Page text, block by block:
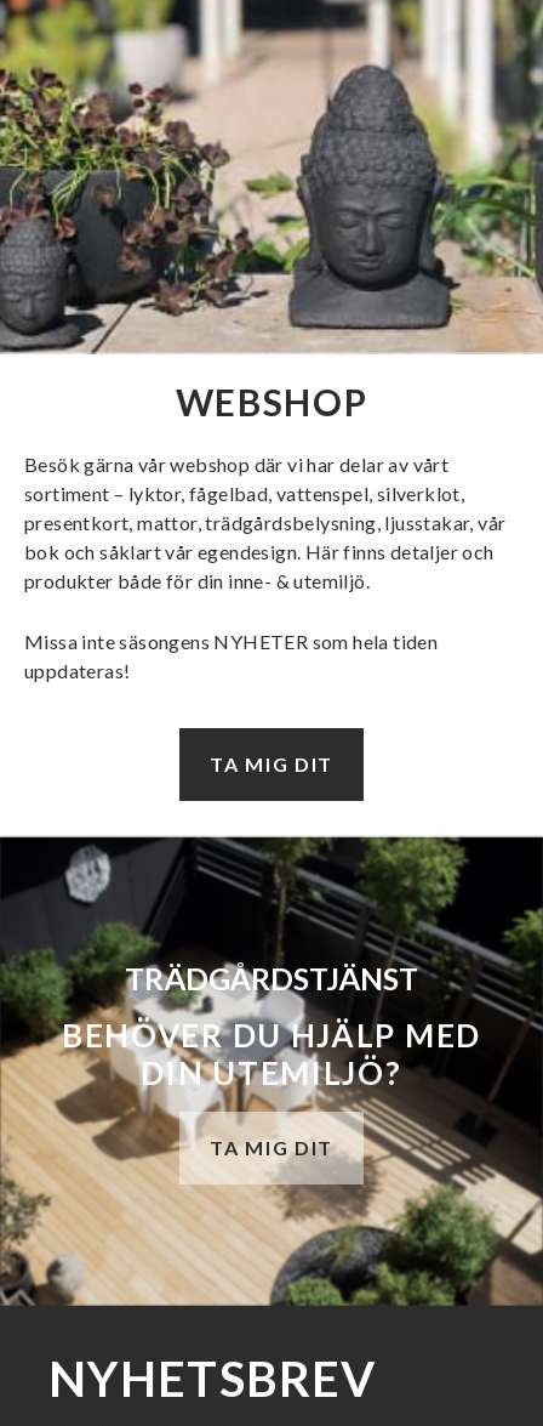
WEBSHOP
Besök gärna vår webshop där vi har delar av vårt
sortiment – lyktor, fågelbad, vattenspel, silverklot,
presentkort, mattor, trädgårdsbelysning, ljusstakar, vår
bok och såklart vår egendesign. Här finns detaljer och
produkter både för din inne- & utemiljö.
Missa inte säsongens NYHETER som hela tiden
uppdateras!
TA MIG DIT
TRÄDGÅRDSTJÄNST
BEHÖVER DU HJÄLP MED
DIN UTEMILJÖ?
TA MIG DIT
NYHETSBREV